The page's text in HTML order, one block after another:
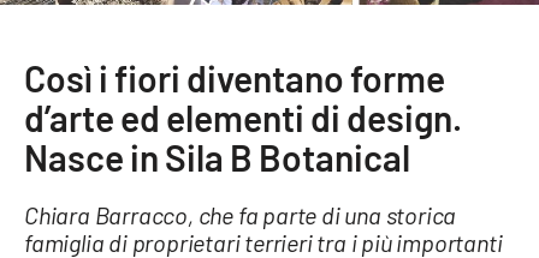
Sport
Cultura
Podcast
Così i fiori diventano forme
d’arte ed elementi di design.
Nasce in Sila B Botanical
Chiara Barracco, che fa parte di una storica
famiglia di proprietari terrieri tra i più importanti